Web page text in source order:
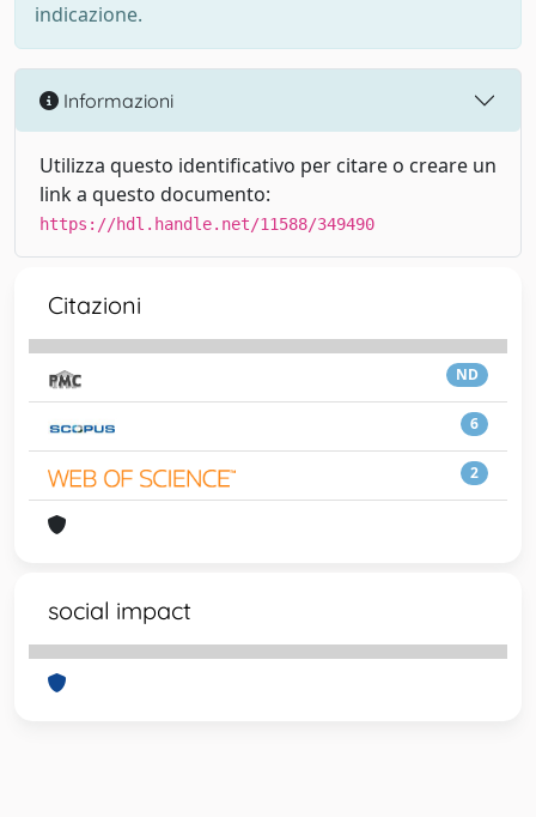
indicazione.
Informazioni
Utilizza questo identificativo per citare o creare un
link a questo documento:
https://hdl.handle.net/11588/349490
Citazioni
ND
6
2
social impact